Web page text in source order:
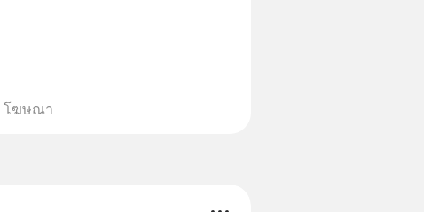
โฆษณา